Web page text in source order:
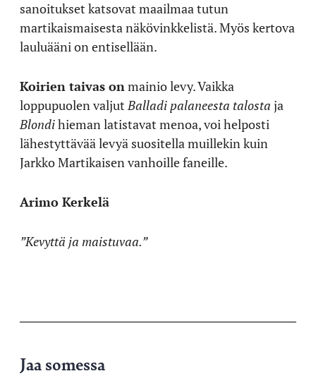
sanoitukset katsovat maailmaa tutun
martikaismaisesta näkövinkkelistä. Myös kertova
lauluääni on entisellään.
Koirien taivas on mainio levy. Vaikka
loppupuolen valjut Balladi palaneesta talosta ja
Blondihieman latistavat menoa, voi helposti
lähestyttävää levyä suositella muillekin kuin
Jarkko Martikaisen vanhoille faneille.
Arimo Kerkelä
”Kevyttä ja maistuvaa.”
Jaa somessa